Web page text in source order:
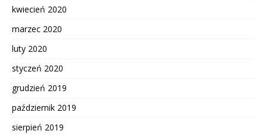
kwiecień 2020
marzec 2020
luty 2020
styczeń 2020
grudzień 2019
październik 2019
sierpień 2019